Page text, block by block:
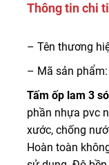
Thông tin chi
– Tên thương
– Mã sản phẩm:
Tấm ốp lam 3
phần nhựa pvc
xước, chống
Hoàn toàn